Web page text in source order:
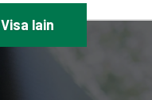
Visa lain